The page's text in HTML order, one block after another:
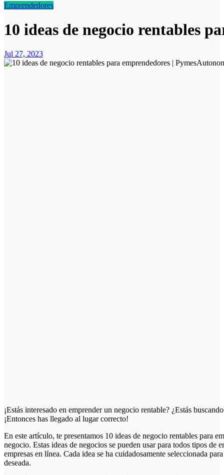
Emprendedores
10 ideas de negocio rentables
Jul 27, 2023
¡Estás interesado en emprender un negocio rentable? ¿Estás
¡Entonces has llegado al lugar correcto!
En este artículo, te presentamos 10 ideas de negocio rentables para
negocio. Estas ideas de negocios se pueden usar para todos tipos de
empresas en línea. Cada idea se ha cuidadosamente seleccionada
deseada.